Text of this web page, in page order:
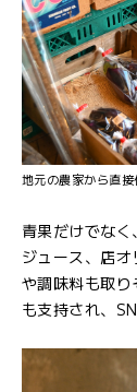
地元の農家から直
青果だけでな
ジュース、店
や調味料も取
も支持され、